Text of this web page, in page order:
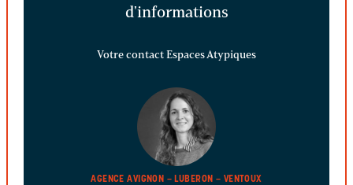
d'informations
Votre contact Espaces Atypiques
AGENCE AVIGNON – LUBERON – VENTOUX